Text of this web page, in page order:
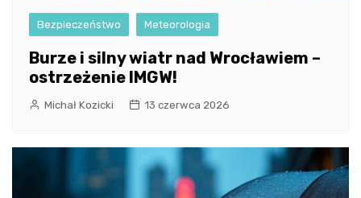
Bezpieczeństwo Meteorologia
Burze i silny wiatr nad Wrocławiem –
ostrzeżenie IMGW!
Michał Kozicki 13 czerwca 2026